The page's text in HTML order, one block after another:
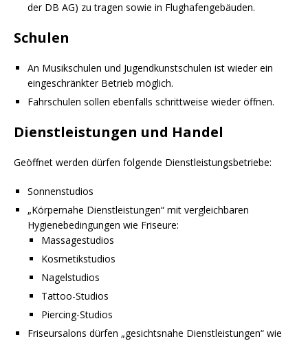
der DB AG) zu tragen sowie in Flughafengebäuden.
Schulen
An Musikschulen und Jugendkunstschulen ist wieder ein
eingeschränkter Betrieb möglich.
Fahrschulen sollen ebenfalls schrittweise wieder öffnen.
Dienstleistungen und Handel
Geöffnet werden dürfen folgende Dienstleistungsbetriebe:
Sonnenstudios
„Körpernahe Dienstleistungen“ mit vergleichbaren
Hygienebedingungen wie Friseure:
Massagestudios
Kosmetikstudios
Nagelstudios
Tattoo-Studios
Piercing-Studios
Friseursalons dürfen „gesichtsnahe Dienstleistungen“ wie